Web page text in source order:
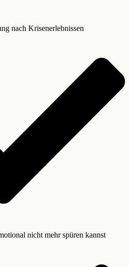
nach Krisenerlebnissen
nicht mehr spüren kannst